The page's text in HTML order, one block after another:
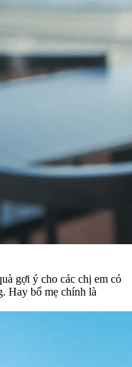
gợi ý cho các chị em có
Hay bố mẹ chính là